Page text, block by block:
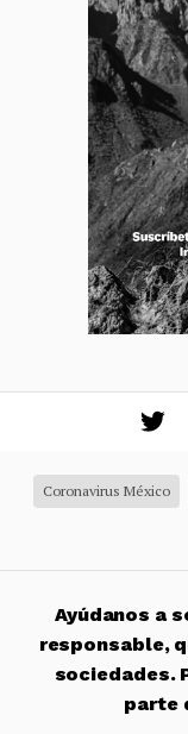
Coronavirus México
Ayúdanos a
responsable,
sociedades.
parte